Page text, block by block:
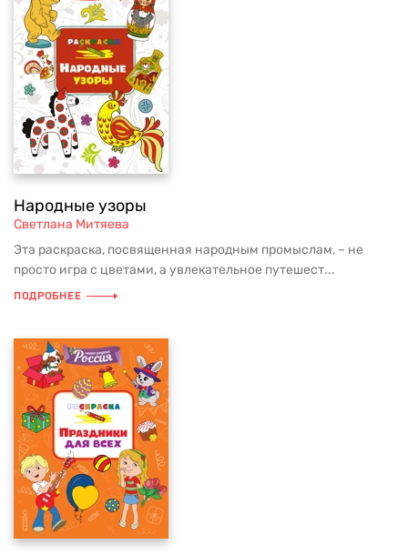
Народные узоры
Светлана Митяева
Эта раскраска, посвященная народным промыслам, – не
просто игра с цветами, а увлекательное путешест...
ПОДРОБНЕЕ